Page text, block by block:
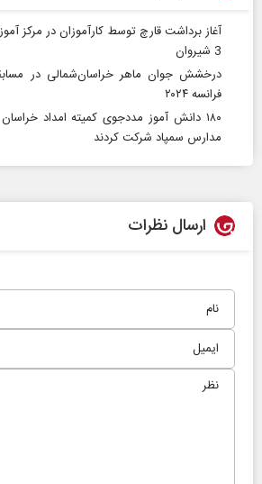
آغاز برداشت قارچ توسط کارآموزان در مرکز
3 شیروان
درخشش جوان ماهر خراسان‌شمالی در
فرانسه ۲۰۲۴
۱۸۰ دانش آموز مددجوی کمیته امداد
مدارس سمپاد شرکت کردند
ارسال نظرات